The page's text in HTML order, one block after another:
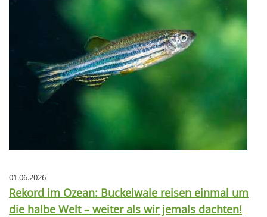
01.06.2026
Rekord im Ozean: Buckelwale reisen einmal um
die halbe Welt – weiter als wir jemals dachten!